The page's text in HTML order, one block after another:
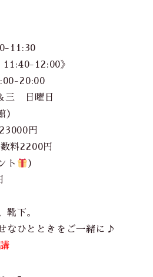
11:30
11:40-12:00》
20:00
&三 日曜日
円
料2200円
ト
）
靴下。
なひとときをご一緒に♪